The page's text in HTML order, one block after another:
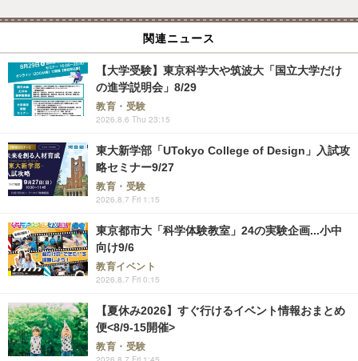
関連ニュース
【大学受験】東京科学大や筑波大「国立大学だけ
の進学説明会」8/29
教育・受験
2026.8.6 Thu 23:15
東大新学部「UTokyo College of Design」入試攻
略セミナー9/27
教育・受験
2026.8.7 Fri 1:15
東京都市大「科学体験教室」24の実験企画...小中
向け9/6
教育イベント
2026.8.7 Fri 0:15
【夏休み2026】すぐ行けるイベント情報おまとめ
便<8/9-15開催>
教育・受験